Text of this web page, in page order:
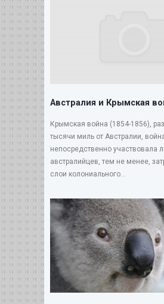
Австралия и Крымская
Крымская война (1854-1856),
тысячи миль от Австралии,
непосредственно участвовала
австралийцев, тем не менее,
слои колониального...